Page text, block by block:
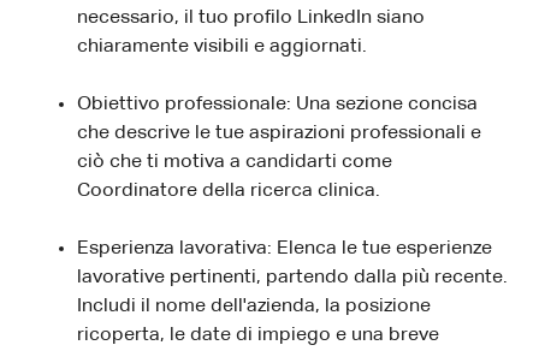
necessario, il tuo profilo LinkedIn siano
chiaramente visibili e aggiornati.
Obiettivo professionale: Una sezione concisa
che descrive le tue aspirazioni professionali e
ciò che ti motiva a candidarti come
Coordinatore della ricerca clinica.
Esperienza lavorativa: Elenca le tue esperienze
lavorative pertinenti, partendo dalla più recente.
Includi il nome dell'azienda, la posizione
ricoperta, le date di impiego e una breve